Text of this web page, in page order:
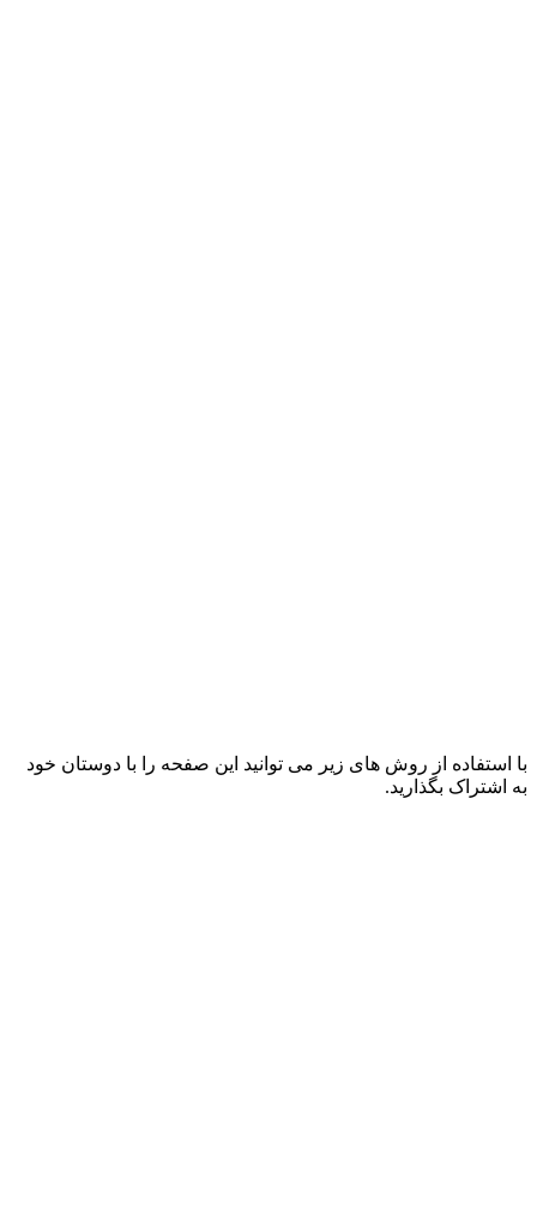
با استفاده از روش های زیر می توانید این صفحه را با دوستان خود
به اشتراک بگذارید.